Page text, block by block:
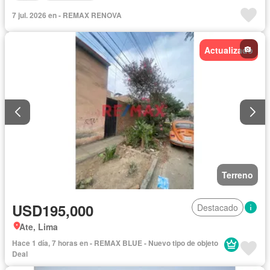
7 jul. 2026 en - REMAX RENOVA
Actualizado
Terreno
USD195,000
Destacado
Ate, Lima
Hace 1 día, 7 horas en - REMAX BLUE - Nuevo tipo de objeto
Deal